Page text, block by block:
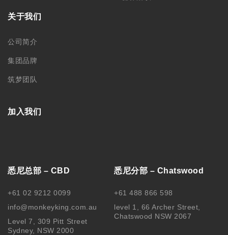
关于我们
公司简介
集团品牌
筑梦团队
加入我们
悉尼总部 – CBD
+61 02 9212 0099
info@monkeyking.com.au
Level 7, 309 Pitt Street
Sydney, NSW 2000
悉尼分部 – Chatswood
+61 488 866 598
level 1, 66 Archer Street,
Chatswood NSW 2067